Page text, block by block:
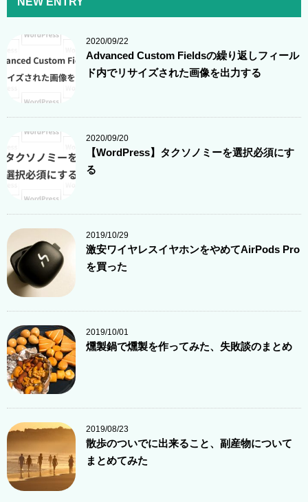
2020/09/22
Advanced Custom Fieldsの繰り返しフィール
ド内でリサイズされた画像を出力する
2020/09/20
【WordPress】タクソノミーを選択必須にす
る
2019/10/29
激安ワイヤレスイヤホンをやめてAirPods Pro
を買った
2019/10/01
燻製鍋で燻製を作ってみた、失敗談のまとめ
2019/08/23
散歩のついでに出来ること、副産物について
まとめてみた